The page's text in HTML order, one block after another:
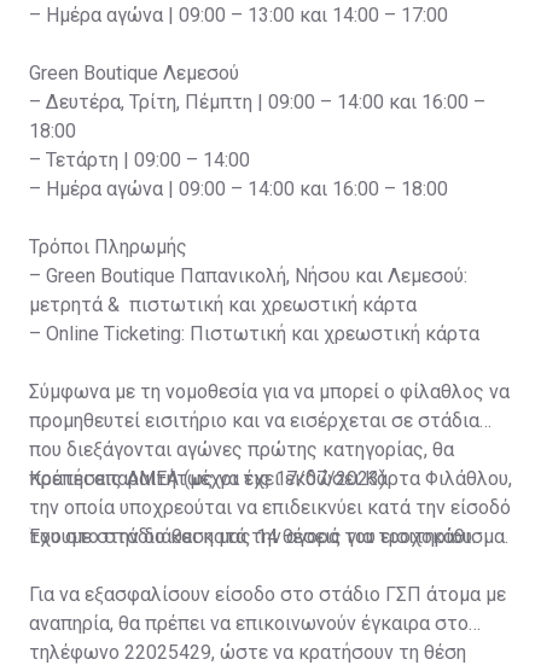
– Ημέρα αγώνα | 09:00 – 13:00 και 14:00 – 17:00
Green Boutique Λεμεσού
– Δευτέρα, Τρίτη, Πέμπτη | 09:00 – 14:00 και 16:00 –
18:00
– Τετάρτη | 09:00 – 14:00
– Ημέρα αγώνα | 09:00 – 14:00 και 16:00 – 18:00
Τρόποι Πληρωμής
– Green Boutique Παπανικολή, Νήσου και Λεμεσού:
μετρητά & πιστωτική και χρεωστική κάρτα
– Online Ticketing: Πιστωτική και χρεωστική κάρτα
Σύμφωνα με τη νομοθεσία για να μπορεί ο φίλαθλος να
προμηθευτεί εισιτήριο και να εισέρχεται σε στάδια
που διεξάγονται αγώνες πρώτης κατηγορίας, θα
πρέπει απαραιτήτως να έχει εκδώσει Κάρτα Φιλάθλου,
την οποία υποχρεούται να επιδεικνύει κατά την είσοδό
του στο στάδιο και κατά την αγορά του εισιτηρίου.
Κρατήσεις ΑΜΕΑ (μέχρι τις 17/07/2023)
Έχουμε στην διάθεση μας 14 θέσεις για τροχοκάθισμα.
Για να εξασφαλίσουν είσοδο στο στάδιο ΓΣΠ άτομα με
αναπηρία, θα πρέπει να επικοινωνούν έγκαιρα στο
τηλέφωνο 22025429, ώστε να κρατήσουν τη θέση